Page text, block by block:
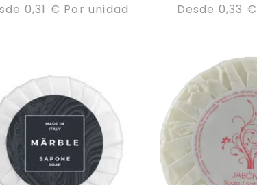
0,31 € Por unidad Desde 0,33 €